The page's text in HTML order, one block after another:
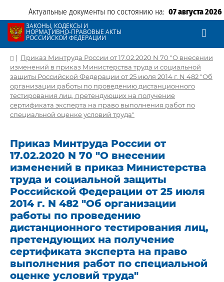
Актуальные документы по состоянию на: 07 августа 2026
ЗАКОНЫ, КОДЕКСЫ И
НОРМАТИВНО-ПРАВОВЫЕ АКТЫ
РОССИЙСКОЙ ФЕДЕРАЦИИ
| Приказ Минтруда России от 17.02.2020 N 70 "О внесении
изменений в приказ Министерства труда и социальной
защиты Российской Федерации от 25 июля 2014 г. N 482 "Об
организации работы по проведению дистанционного
тестирования лиц, претендующих на получение
сертификата эксперта на право выполнения работ по
специальной оценке условий труда"
Приказ Минтруда России от
17.02.2020 N 70 "О внесении
изменений в приказ Министерства
труда и социальной защиты
Российской Федерации от 25 июля
2014 г. N 482 "Об организации
работы по проведению
дистанционного тестирования лиц,
претендующих на получение
сертификата эксперта на право
выполнения работ по специальной
оценке условий труда"